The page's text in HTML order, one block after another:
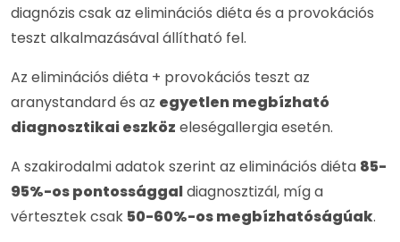
diagnózis csak az eliminációs diéta és a provokációs
teszt alkalmazásával állítható fel.
Az eliminációs diéta + provokációs teszt az
aranystandard és az egyetlen megbízható
diagnosztikai eszköz eleségallergia esetén.
A szakirodalmi adatok szerint az eliminációs diéta 85-
95%-os pontossággaldiagnosztizál, míg a
vértesztek csak 50-60%-os megbízhatóságúak.